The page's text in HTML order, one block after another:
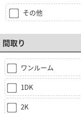
その他
間取り
ワンルーム
1DK
2K